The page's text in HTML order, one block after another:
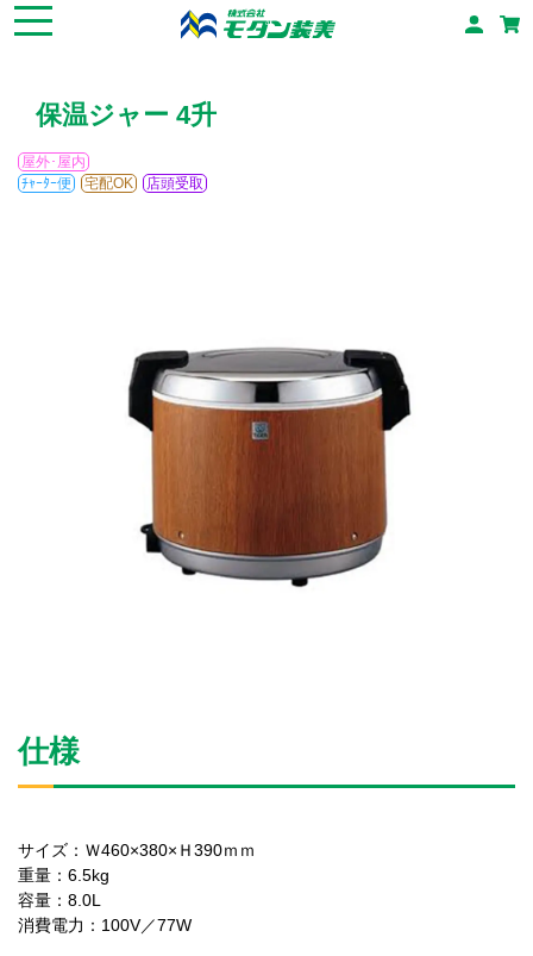
保温ジャー 4升
屋外･屋内
ﾁｬｰﾀｰ便
宅配OK 店頭受取
仕様
サイズ：Ｗ460×380×Ｈ390ｍｍ
重量：6.5kg
容量：8.0L
消費電力：100V／77W